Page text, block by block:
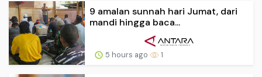
9 amalan sunnah hari Jumat, dari
mandi hingga baca...
5 hours ago 1